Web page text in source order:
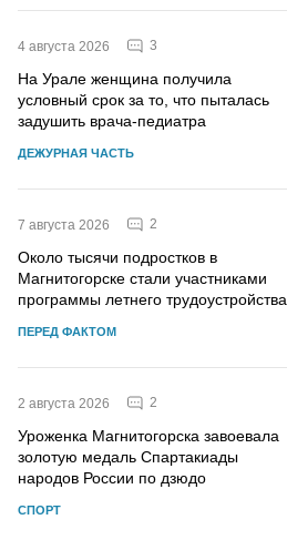
4 августа 2026 3
На Урале женщина получила
условный срок за то, что пыталась
задушить врача-педиатра
ДЕЖУРНАЯ ЧАСТЬ
7 августа 2026 2
Около тысячи подростков в
Магнитогорске стали участниками
программы летнего трудоустройства
ПЕРЕД ФАКТОМ
2 августа 2026 2
Уроженка Магнитогорска завоевала
золотую медаль Спартакиады
народов России по дзюдо
СПОРТ